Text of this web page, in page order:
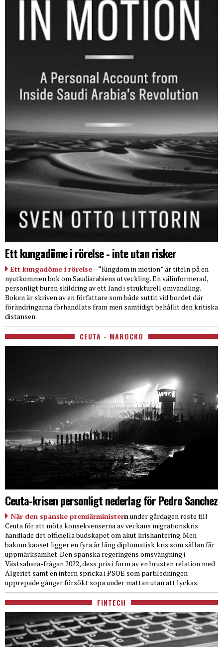
Ett kungadöme i rörelse - inte utan risker
Ett kungadöme i rörelse– “Kingdom in motion” är titeln på en
nyutkommen bok om Saudiarabiens utveckling. En välinformerad,
personligt buren skildring av ett land i strukturell omvandling.
Boken är skriven av en författare som både suttit vid bordet där
förändringarna förhandlats fram men samtidigt behållit den kritiska
distansen.
CEUTA - MAROCKO
Ceuta-krisen personligt nederlag för Pedro Sanchez
När den spanske premiärministern under gårdagen reste till
Ceuta för att möta konsekvenserna av veckans migrationskris
handlade det officiella budskapet om akut krishantering. Men
bakom kaoset ligger en fyra år lång diplomatisk kris som sällan får
uppmärksamhet. Den spanska regeringens omsvängning i
Västsahara-frågan 2022, dess pris i form av en brusten relation med
Algeriet samt en intern spricka i PSOE som partiledningen
upprepade gånger försökt sopa under mattan utan att lyckas.
FINTECH